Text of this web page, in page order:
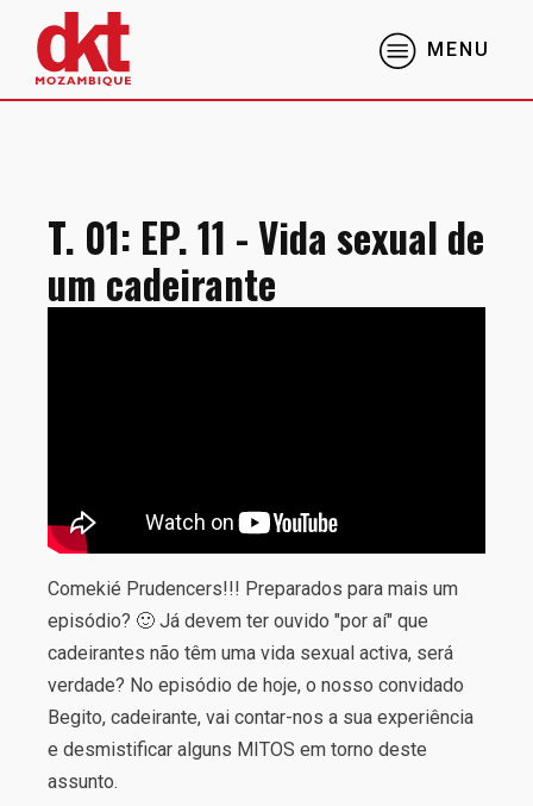
MENU
T. 01: EP. 11 - Vida sexual de
um cadeirante
Comekié Prudencers!!! Preparados para mais um
episódio? 🙂 Já devem ter ouvido "por aí" que
cadeirantes não têm uma vida sexual activa, será
verdade? No episódio de hoje, o nosso convidado
Begito, cadeirante, vai contar-nos a sua experiência
e desmistificar alguns MITOS em torno deste
assunto.